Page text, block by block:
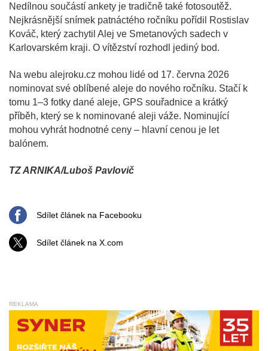
Nedílnou součástí ankety je tradičně také fotosoutěž.
Nejkrásnější snímek patnáctého ročníku pořídil Rostislav
Kováč, který zachytil Alej ve Smetanových sadech v
Karlovarském kraji. O vítězství rozhodl jediný bod.
Na webu alejroku.cz mohou lidé od 17. června 2026
nominovat své oblíbené aleje do nového ročníku. Stačí k
tomu 1–3 fotky dané aleje, GPS souřadnice a krátký
příběh, který se k nominované aleji váže. Nominující
mohou vyhrát hodnotné ceny – hlavní cenou je let
balónem.
TZ ARNIKA/Luboš Pavlovič
Sdílet článek na Facebooku
Sdílet článek na X.com
REKLAMA